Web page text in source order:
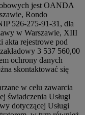
jest OANDA
Rondo
526-275-91-31, dla
w Warszawie, XIII
akta rejestrowe pod
3 537 560,00
ochrony danych
skontaktować się
w celu zawarcia
świadczenia Usługi
dotyczącej Usługi